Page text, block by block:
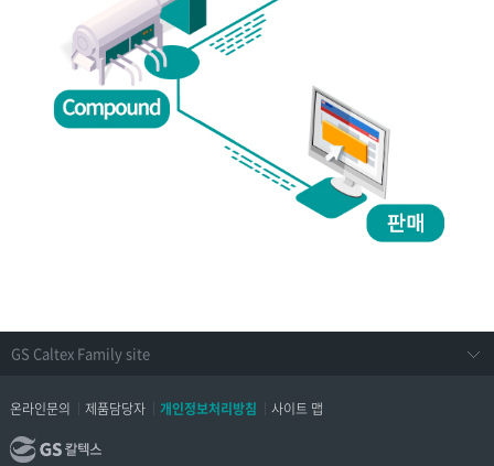
온라인문의 제품담당자 개인정보처리방침 사이트 맵